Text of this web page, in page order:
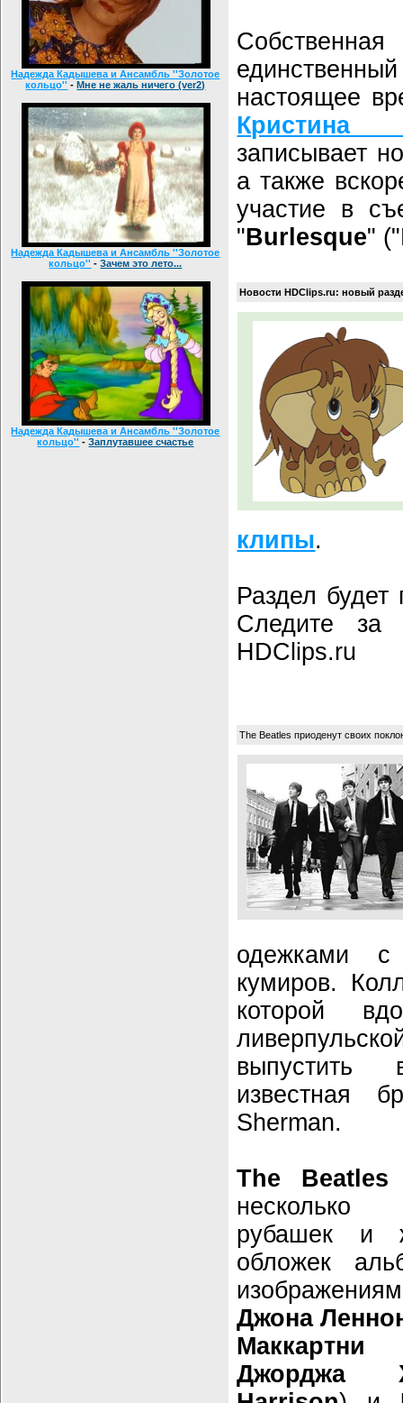
Надежда Кадышева и Ансамбль ''Золотое
кольцо'' -Мне не жаль ничего (ver2)
Надежда Кадышева и Ансамбль ''Золотое
кольцо'' -Зачем это лето...
Надежда Кадышева и Ансамбль ''Золотое
кольцо'' -Заплутавшее счастье
настоящее
Кристина
записывает
а также
участие в
"Burlesque"
Новости HDClips.ru: новый
клипы.
Раздел будет
Следите за
HDClips.ru
The Beatles приоденут своих
одежками с
кумиров.
которой
известная
Sherman.
The Beatles
несколько
рубашек и
обложек
Джона
Маккартни
Джорджа